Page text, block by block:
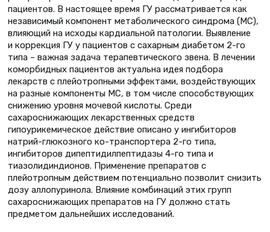
пациентов. В настоящее время ГУ рассматривается как
независимый компонент метаболического синдрома (МС),
влияющий на исходы кардиальной патологии. Выявление
и коррекция ГУ у пациентов с сахарным диабетом 2-го
типа – важная задача терапевтического звена. В лечении
коморбидных пациентов актуальна идея подбора
лекарств с плейотропными эффектами, воздействующих
на разные компоненты МС, в том числе способствующих
снижению уровня мочевой кислоты. Среди
сахароснижающих лекарственных средств
гипоурикемическое действие описано у ингибиторов
натрий-глюкозного ко-транспортера 2-го типа,
ингибиторов дипептидилпептидазы 4-го типа и
тиазолидиндионов. Применение препаратов с
плейотропным действием потенциально позволит снизить
дозу аллопуринола. Влияние комбинаций этих групп
сахароснижающих препаратов на ГУ должно стать
предметом дальнейших исследований.